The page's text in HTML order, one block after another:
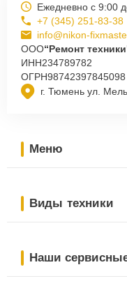
г. Тюмень ул.
Ежедневно с 9:00
+7 (345) 251-83-38
info@nikon-
ООО“Ремонт
ИНН234789782
ОГРН98742397845098
Меню
Виды техники
Наши